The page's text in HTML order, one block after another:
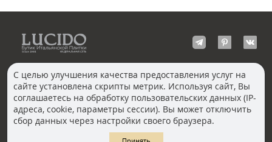
КОНТАКТЫ
Москва, Пречистенка
Волгоград
Екатеринбург
Казань
Новосибирск
Санкт-Петербург
С целью улучшения качества предоставления услуг на
сайте установлена скрипты метрик. Используя сайт, Вы
соглашаетесь на обработку пользовательских данных (IP-
адреса, cookie, параметры сессии). Вы может отключить
сбор данных через настройки своего браузера.